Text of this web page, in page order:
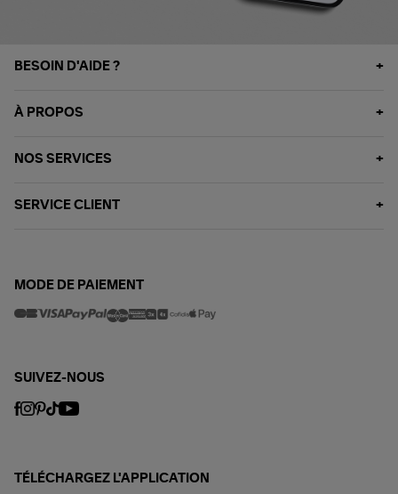
BESOIN D'AIDE ?
À PROPOS
NOS SERVICES
SERVICE CLIENT
MODE DE PAIEMENT
SUIVEZ-NOUS
TÉLÉCHARGEZ L'APPLICATION